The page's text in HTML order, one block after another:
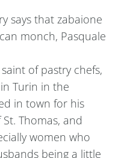
says that zabaione
monch, Pasquale
of pastry chefs,
Turin in the
in town for his
Thomas, and
women who
being a little